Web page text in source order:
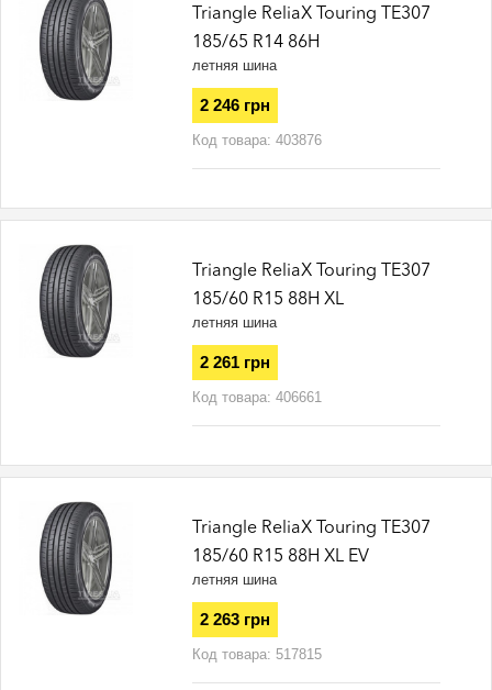
Triangle ReliaX Touring TE307
185/65 R14 86H
летняя шина
2 246 грн
Код товара:403876
Triangle ReliaX Touring TE307
185/60 R15 88H XL
летняя шина
2 261 грн
Код товара:406661
Triangle ReliaX Touring TE307
185/60 R15 88H XL EV
летняя шина
2 263 грн
Код товара:517815